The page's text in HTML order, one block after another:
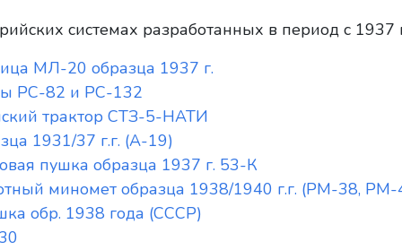
системах разработанных в период с 1937
МЛ-20 образца 1937 г.
РС-82 и РС-132
трактор СТЗ-5-НАТИ
1931/37 г.г. (А-19)
пушка образца 1937 г. 53-К
миномет образца 1938/1940 г.г. (РМ-38, РМ-
обр. 1938 года (СССР)